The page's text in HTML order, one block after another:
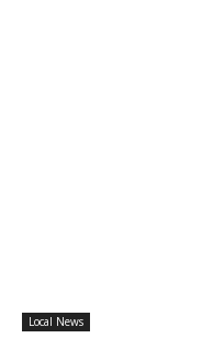
Local News